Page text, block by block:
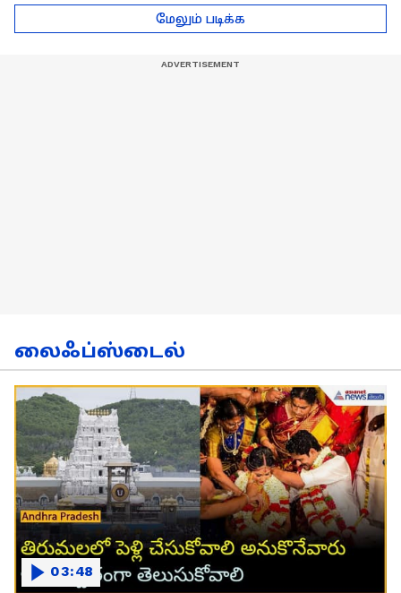
எக்ஸ்பீரியன்ஸ்
மேலும் படிக்க
லைஃப்ஸ்டைல்
03:48